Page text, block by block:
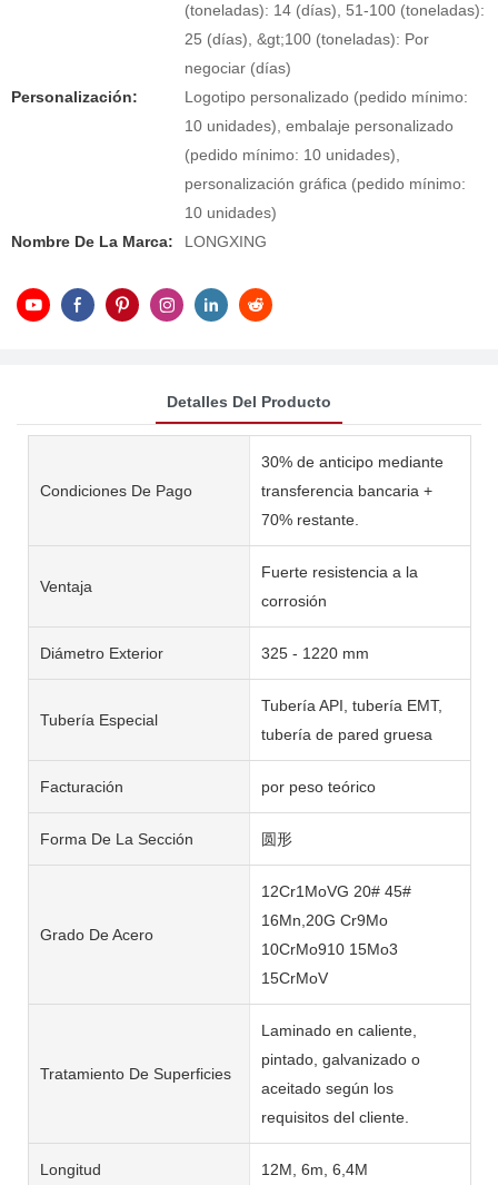
(toneladas): 14 (días), 51-100 (toneladas):
25 (días), &gt;100 (toneladas): Por
negociar (días)
Personalización:
Logotipo personalizado (pedido mínimo:
10 unidades), embalaje personalizado
(pedido mínimo: 10 unidades),
personalización gráfica (pedido mínimo:
10 unidades)
Nombre De La Marca:
LONGXING
Detalles Del Producto
Condiciones De Pago
30% de anticipo mediante
transferencia bancaria +
70% restante.
Ventaja
Fuerte resistencia a la
corrosión
Diámetro Exterior 325 - 1220 mm
Tubería Especial
Tubería API, tubería EMT,
tubería de pared gruesa
Facturación por peso teórico
Forma De La Sección 圆形
Grado De Acero
12Cr1MoVG 20# 45#
16Mn,20G Cr9Mo
10CrMo910 15Mo3
15CrMoV
Tratamiento De Superficies
Laminado en caliente,
pintado, galvanizado o
aceitado según los
requisitos del cliente.
Longitud 12M, 6m, 6,4M